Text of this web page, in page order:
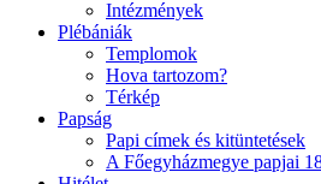
Intézmények
Plébániák
Templomok
Hova tartozom?
Térkép
Papság
Papi címek és kitüntetések
A Főegyházmegye papjai